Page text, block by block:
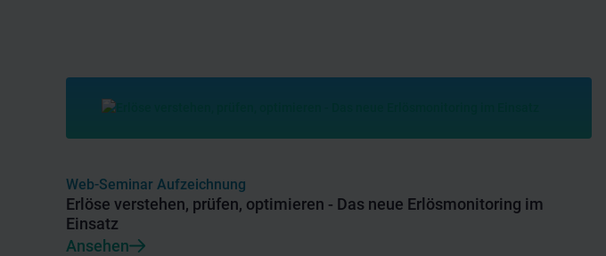
Web-Seminar Aufzeichnung
Erlöse verstehen, prüfen, optimieren - Das neue Erlösmonitoring im
Einsatz
Ansehen